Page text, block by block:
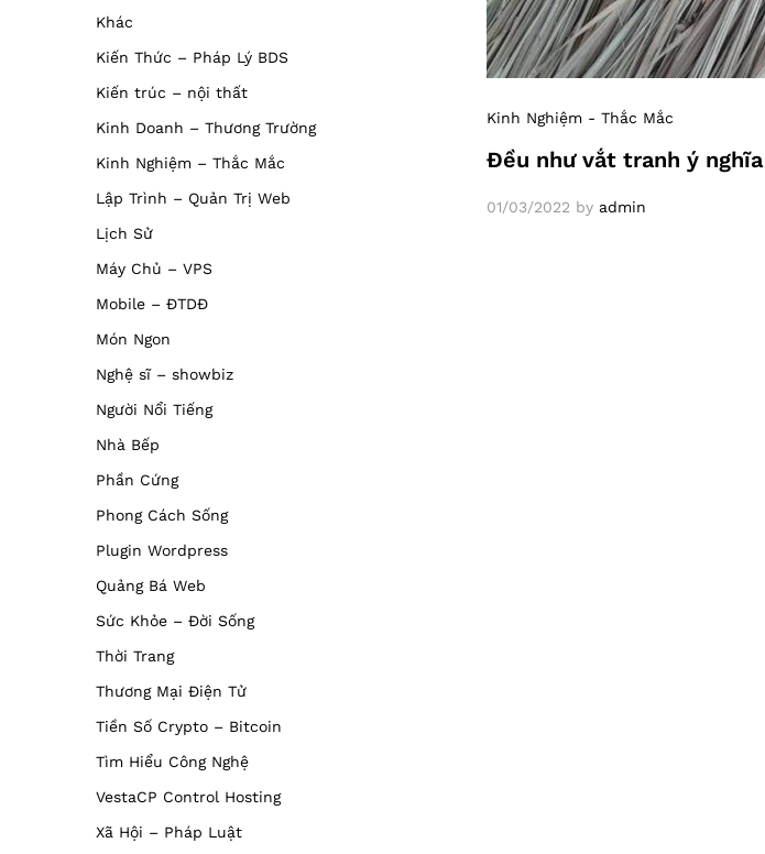
Kinh Nghiệm - Thắc Mắc
Đều như vắt tranh ý
01/03/2022 by admin
Khác
Kiến Thức – Pháp Lý BDS
Kiến trúc – nội thất
Kinh Doanh – Thương Trường
Kinh Nghiệm – Thắc Mắc
Lập Trình – Quản Trị Web
Lịch Sử
Máy Chủ – VPS
Mobile – ĐTDĐ
Món Ngon
Nghệ sĩ – showbiz
Người Nổi Tiếng
Nhà Bếp
Phần Cứng
Phong Cách Sống
Plugin Wordpress
Quảng Bá Web
Sức Khỏe – Đời Sống
Thời Trang
Thương Mại Điện Tử
Tiền Số Crypto – Bitcoin
Tìm Hiểu Công Nghệ
VestaCP Control Hosting
Xã Hội – Pháp Luật